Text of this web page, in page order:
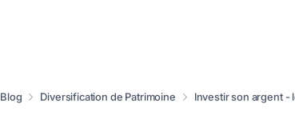
Blog Diversification de Patrimoine Investir son argent -